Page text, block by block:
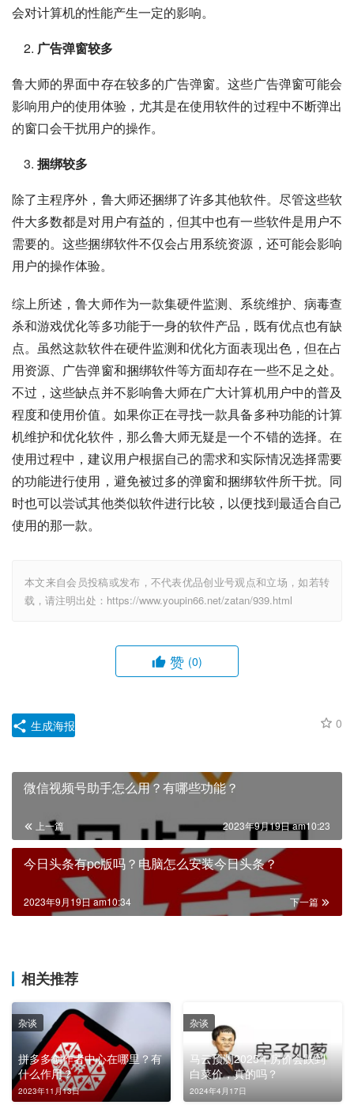
会对计算机的性能产生一定的影响。
广告弹窗较多
鲁大师的界面中存在较多的广告弹窗。这些广告弹窗可能会
影响用户的使用体验，尤其是在使用软件的过程中不断弹出
的窗口会干扰用户的操作。
捆绑较多
除了主程序外，鲁大师还捆绑了许多其他软件。尽管这些软
件大多数都是对用户有益的，但其中也有一些软件是用户不
需要的。这些捆绑软件不仅会占用系统资源，还可能会影响
用户的操作体验。
综上所述，鲁大师作为一款集硬件监测、系统维护、病毒查
杀和游戏优化等多功能于一身的软件产品，既有优点也有缺
点。虽然这款软件在硬件监测和优化方面表现出色，但在占
用资源、广告弹窗和捆绑软件等方面却存在一些不足之处。
不过，这些缺点并不影响鲁大师在广大计算机用户中的普及
程度和使用价值。如果你正在寻找一款具备多种功能的计算
机维护和优化软件，那么鲁大师无疑是一个不错的选择。在
使用过程中，建议用户根据自己的需求和实际情况选择需要
的功能进行使用，避免被过多的弹窗和捆绑软件所干扰。同
时也可以尝试其他类似软件进行比较，以便找到最适合自己
使用的那一款。
本文来自会员投稿或发布，不代表优品创业号观点和立场，如若转
载，请注明出处：https://www.youpin66.net/zatan/939.html
赞 (0)
0
生成海报
微信视频号助手怎么用？有哪些功能？
上一篇 2023年9月19日 am10:23
今日头条有pc版吗？电脑怎么安装今日头条？
下一篇
2023年9月19日 am10:34
相关推荐
拼多多创作者中心在哪里？有
什么作用？
2023年11月13日
杂谈
马云预测2025年房价会跌到
白菜价，真的吗？
2024年4月17日
杂谈